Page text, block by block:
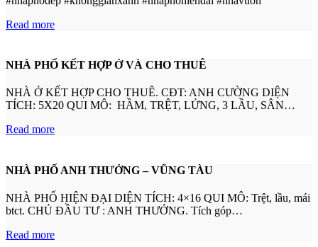
Read more
NHÀ PHỐ KẾT HỢP Ở VÀ CHO THUÊ
NHÀ Ở KẾT HỢP CHO THUÊ. CĐT: ANH CƯỜNG DIỆN
TÍCH: 5X20 QUI MÔ: HẦM, TRỆT, LỬNG, 3 LẦU, SÂN…
Read more
NHÀ PHỐ ANH THƯỞNG – VŨNG TÀU
NHÀ PHỐ HIỆN ĐẠI DIỆN TÍCH: 4×16 QUI MÔ: Trệt, lầu, mái
btct. CHỦ ĐẦU TƯ : ANH THƯỞNG. Tích góp…
Read more